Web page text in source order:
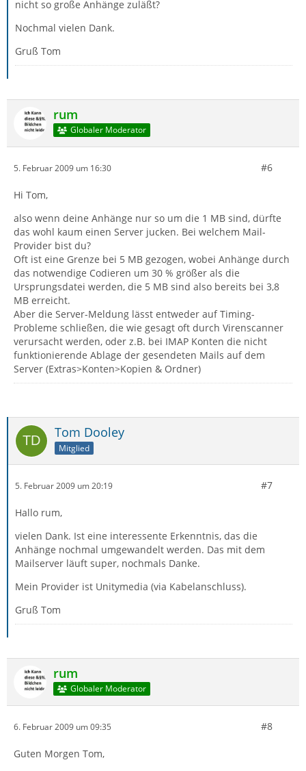
nicht so große Anhänge zuläßt?
Nochmal vielen Dank.
Gruß Tom
rum
Globaler Moderator
5. Februar 2009 um 16:30 #6
Hi Tom,
also wenn deine Anhänge nur so um die 1 MB sind, dürfte
das wohl kaum einen Server jucken. Bei welchem Mail-
Provider bist du?
Oft ist eine Grenze bei 5 MB gezogen, wobei Anhänge durch
das notwendige Codieren um 30 % größer als die
Ursprungsdatei werden, die 5 MB sind also bereits bei 3,8
MB erreicht.
Aber die Server-Meldung lässt entweder auf Timing-
Probleme schließen, die wie gesagt oft durch Virenscanner
verursacht werden, oder z.B. bei IMAP Konten die nicht
funktionierende Ablage der gesendeten Mails auf dem
Server (Extras>Konten>Kopien & Ordner)
Tom Dooley
Mitglied
5. Februar 2009 um 20:19 #7
Hallo rum,
vielen Dank. Ist eine interessente Erkenntnis, das die
Anhänge nochmal umgewandelt werden. Das mit dem
Mailserver läuft super, nochmals Danke.
Mein Provider ist Unitymedia (via Kabelanschluss).
Gruß Tom
rum
Globaler Moderator
6. Februar 2009 um 09:35 #8
Guten Morgen Tom,